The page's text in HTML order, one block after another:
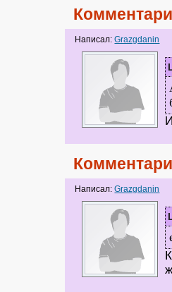
Написал:Grazgdanin
Написал:Grazgdanin